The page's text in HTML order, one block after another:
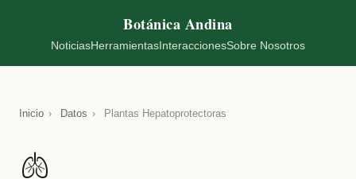
Botánica Andina
NoticiasHerramientas InteraccionesSobre Nosotros
Inicio › Datos › Plantas Hepatoprotectoras
🫁